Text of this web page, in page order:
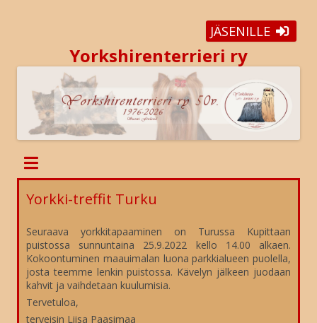
JÄSENILLE
Yorkshirenterrieri ry
Yorkki-treffit Turku
Seuraava yorkkitapaaminen on Turussa Kupittaan
puistossa sunnuntaina 25.9.2022 kello 14.00 alkaen.
Kokoontuminen maauimalan luona parkkialueen puolella,
josta teemme lenkin puistossa. Kävelyn jälkeen juodaan
kahvit ja vaihdetaan kuulumisia.
Tervetuloa,
terveisin Liisa Paasimaa